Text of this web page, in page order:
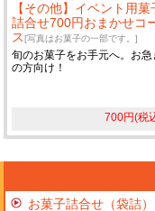
【その他】イベント用菓
詰合せ700円おまかせコ
ス[写真はお菓子の一部です。]
旬のお菓子をお手元へ。お急
の方向け！
700円(税
お菓子詰合せ（袋詰）